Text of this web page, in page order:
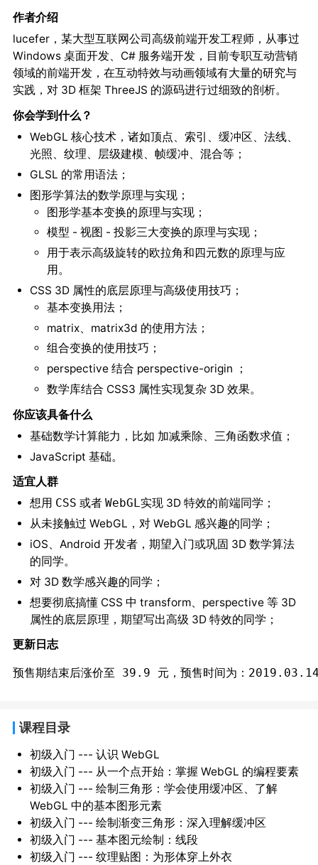
作者介绍
lucefer，某大型互联网公司高级前端开发工程师，从事过
Windows 桌面开发、C# 服务端开发，目前专职互动营销
领域的前端开发，在互动特效与动画领域有大量的研究与
实践，对 3D 框架 ThreeJS 的源码进行过细致的剖析。
你会学到什么？
WebGL 核心技术，诸如顶点、索引、缓冲区、法线、
光照、纹理、层级建模、帧缓冲、混合等；
GLSL 的常用语法；
图形学算法的数学原理与实现；
图形学基本变换的原理与实现；
模型 - 视图 - 投影三大变换的原理与实现；
用于表示高级旋转的欧拉角和四元数的原理与应
用。
CSS 3D 属性的底层原理与高级使用技巧；
基本变换用法；
matrix、matrix3d 的使用方法；
组合变换的使用技巧；
perspective 结合 perspective-origin ；
数学库结合 CSS3 属性实现复杂 3D 效果。
你应该具备什么
基础数学计算能力，比如 加减乘除 三角函数求值 ；
JavaScript 基础。
适宜人群
想用 CSS 或者 WebGL实现 3D 特效的前端同学；
从未接触过 WebGL，对 WebGL 感兴趣的同学；
iOS、Android 开发者，期望入门或巩固 3D 数学算法
的同学。
对 3D 数学感兴趣的同学；
想要彻底搞懂 CSS 中 transform、perspective 等 3D
属性的底层原理，期望写出高级 3D 特效的同学；
更新日志
课程目录
初级入门 --- 认识 WebGL
初级入门 --- 从一个点开始：掌握 WebGL 的编程要素
初级入门 --- 绘制三角形：学会使用缓冲区、了解
WebGL 中的基本图形元素
初级入门 --- 绘制渐变三角形：深入理解缓冲区
初级入门 --- 基本图元绘制：线段
初级入门 --- 纹理贴图：为形体穿上外衣